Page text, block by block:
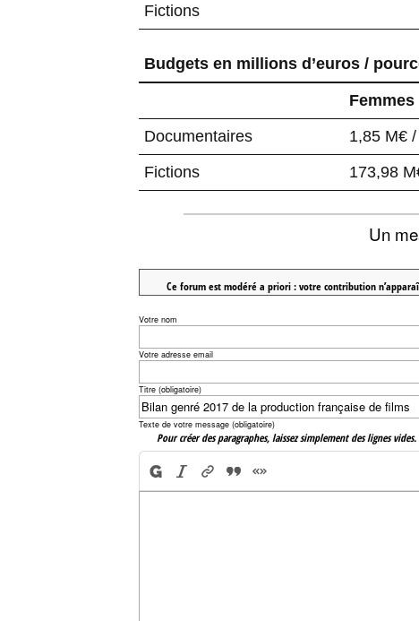
Fictions
Budgets en millions d’euros /
Femmes
Documentaires
1,85 M€
Fictions
173,98
Un
Ce forum est modéré a priori : votre contribution
Votre nom
Votre adresse email
Titre (obligatoire)
Texte de votre message (obligatoire)
Pour créer des paragraphes, laissez simplement des lignes vides.